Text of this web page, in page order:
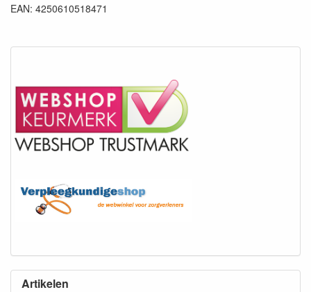
Artikelen
EAN: 4250610518471